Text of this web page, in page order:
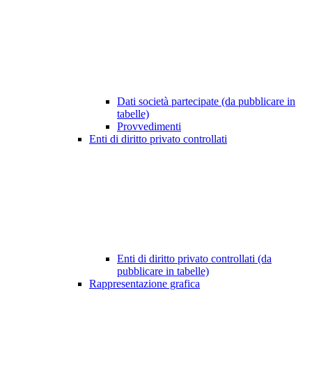
Dati società partecipate (da pubblicare in
tabelle)
Provvedimenti
Enti di diritto privato controllati
Enti di diritto privato controllati (da
pubblicare in tabelle)
Rappresentazione grafica